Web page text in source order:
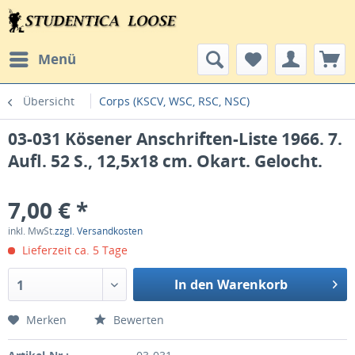
Menü
Übersicht Corps (KSCV, WSC, RSC, NSC)
03-031 Kösener Anschriften-Liste 1966. 7.
Aufl. 52 S., 12,5x18 cm. Okart. Gelocht.
7,00 € *
inkl. MwSt.zzgl. Versandkosten
Lieferzeit ca. 5 Tage
1 In den Warenkorb
Merken Bewerten